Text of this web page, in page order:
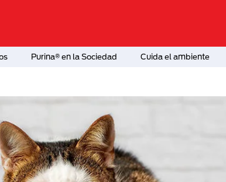
Purina® en la Sociedad Cuida el ambiente